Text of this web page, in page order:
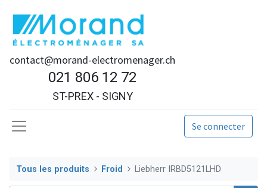
contact@morand-electromenager.ch
021 806 12 72
ST-PREX - SIGNY
Se connecter
Tous les produits Froid Liebherr IRBD5121LHD